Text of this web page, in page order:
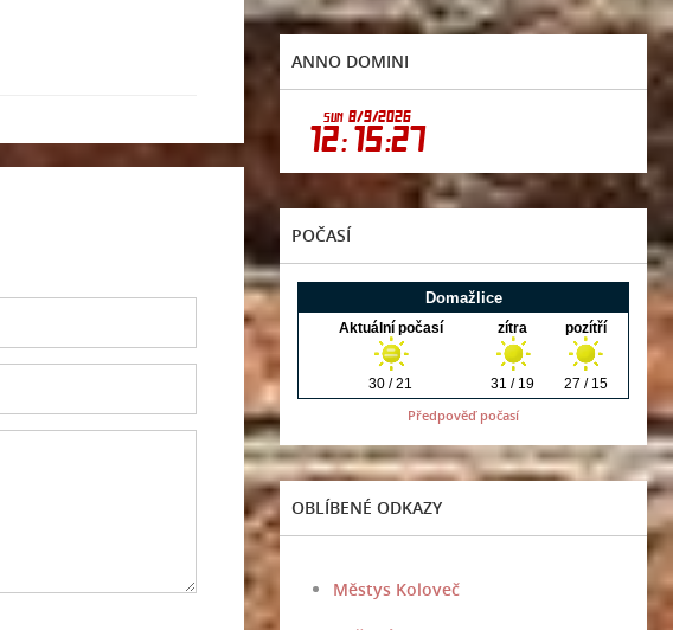
ANNO DOMINI
POČASÍ
Předpověď počasí
OBLÍBENÉ ODKAZY
Městys Koloveč